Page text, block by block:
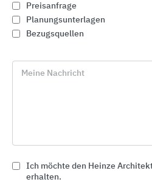
Anschlussfugen im Hochbau,
für Fenster, Türen und
Preisanfrage
Planungsunterlagen
Bezugsquellen
Meine Nachricht
Ich möchte den Heinze
erhalten.